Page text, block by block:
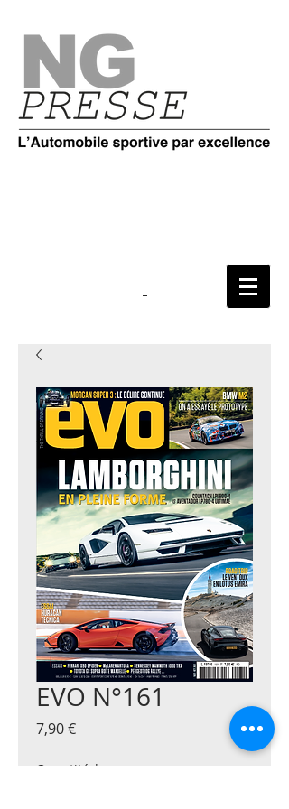
EVO N°161
7,90 €Prix
Quantité *